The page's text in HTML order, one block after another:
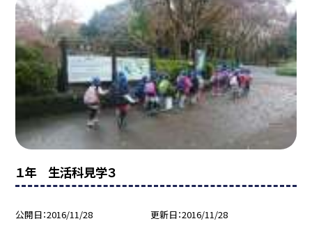
１年 生活科見学３
公開日 2016/11/28 更新日 2016/11/28